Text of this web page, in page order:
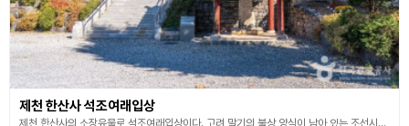
제천 한산사 석조여래입상
제천 한산사의 소장유물로 석조여래입상이다. 고려 말기의 불상 양식이 남아 있는 조선시대의 불상이다. 석불은 높이 2.8m이며 벽돌로 만든 대좌 위에 세워져 있다. 대좌를 제외한 몸체는 하나의 돌로 이루어진 돌기둥형이다. 윗면보다 아랫면이 더 넓고 옆면은 넓적한 형태이다. 정면은 부조형으로 조각되어 있고 좌우 옆면과 뒷면은 아무것도 조각되어 있지 않다. 석불의 얼굴은 타원형으로 얼굴에 비해 코가 큰 편이다. 눈 끝이 날카로우며 입은 살짝 벌린 채 미소를